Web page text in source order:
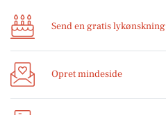
Send en gratis lykønskning
Opret mindeside